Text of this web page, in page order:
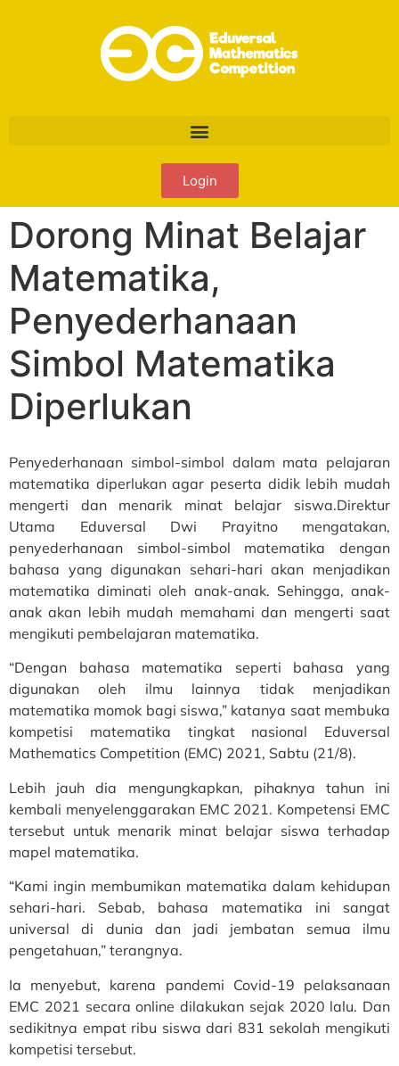
Login
Dorong Minat Belajar
Matematika,
Penyederhanaan
Simbol Matematika
Diperlukan
Penyederhanaan simbol-simbol dalam mata pelajaran
matematika diperlukan agar peserta didik lebih mudah
mengerti dan menarik minat belajar siswa.Direktur
Utama Eduversal Dwi Prayitno mengatakan,
penyederhanaan simbol-simbol matematika dengan
bahasa yang digunakan sehari-hari akan menjadikan
matematika diminati oleh anak-anak. Sehingga, anak-
anak akan lebih mudah memahami dan mengerti saat
mengikuti pembelajaran matematika.
“Dengan bahasa matematika seperti bahasa yang
digunakan oleh ilmu lainnya tidak menjadikan
matematika momok bagi siswa,” katanya saat membuka
kompetisi matematika tingkat nasional Eduversal
Mathematics Competition (EMC) 2021, Sabtu (21/8).
Lebih jauh dia mengungkapkan, pihaknya tahun ini
kembali menyelenggarakan EMC 2021. Kompetensi EMC
tersebut untuk menarik minat belajar siswa terhadap
mapel matematika.
“Kami ingin membumikan matematika dalam kehidupan
sehari-hari. Sebab, bahasa matematika ini sangat
universal di dunia dan jadi jembatan semua ilmu
pengetahuan,” terangnya.
Ia menyebut, karena pandemi Covid-19 pelaksanaan
EMC 2021 secara online dilakukan sejak 2020 lalu. Dan
sedikitnya empat ribu siswa dari 831 sekolah mengikuti
kompetisi tersebut.